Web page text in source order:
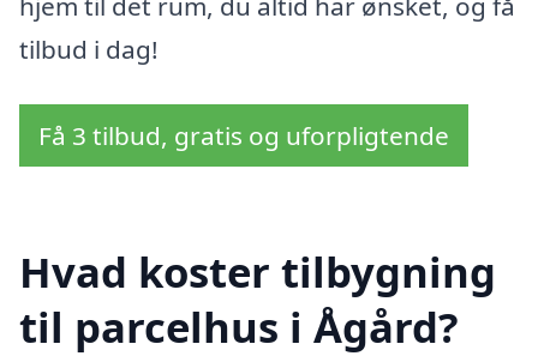
tilbud i dag!
Få 3 tilbud, gratis og uforpligtende
Hvad koster tilbygning
til parcelhus i Ågård?